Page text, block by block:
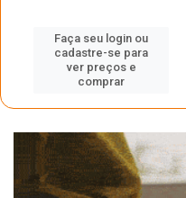
Faça seu login ou
cadastre-se para
ver preços e
comprar